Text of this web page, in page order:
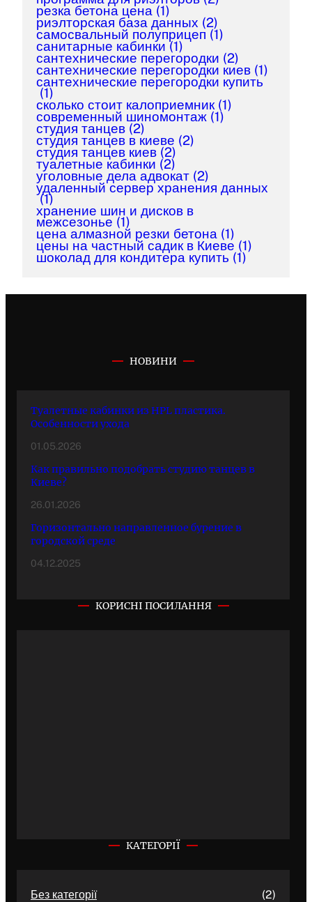
резка бетона цена (1)
риэлторская база данных (2)
самосвальный полуприцеп (1)
санитарные кабинки (1)
сантехнические перегородки (2)
сантехнические перегородки киев (1)
сантехнические перегородки купить
(1)
сколько стоит калоприемник (1)
современный шиномонтаж (1)
студия танцев (2)
студия танцев в киеве (2)
студия танцев киев (2)
туалетные кабинки (2)
уголовные дела адвокат (2)
удаленный сервер хранения данных
(1)
хранение шин и дисков в
межсезонье (1)
цена алмазной резки бетона (1)
цены на частный садик в Киеве (1)
шоколад для кондитера купить (1)
НОВИНИ
Туалетные кабинки из HPL пластика.
Особенности ухода
01.05.2026
Как правильно подобрать студию танцев в
Киеве?
26.01.2026
Горизонтально направленное бурение в
городской среде
04.12.2025
КОРИСНІ ПОСИЛАННЯ
КАТЕГОРІЇ
Без категорії
(2)